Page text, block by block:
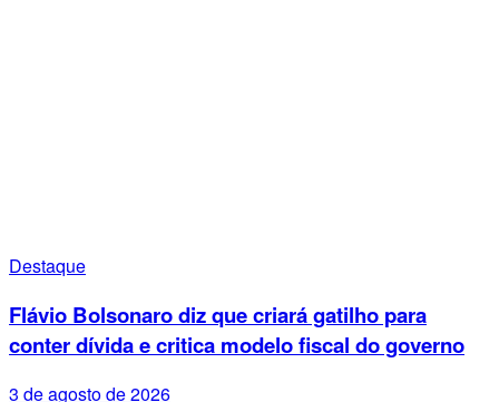
Destaque
Flávio Bolsonaro diz que criará gatilho para
conter dívida e critica modelo fiscal do governo
3 de agosto de 2026